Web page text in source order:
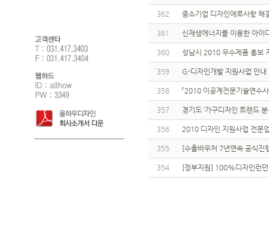
362 중소기업 디자인애로사항 해
361 신재생에너지를 이용한 아
360 성남시 2010 우수제품 홍보
359 G-디자인개발 지원사업 안
358 「2010 이공계전문기술연수
357 경기도 ‘가구디자인 트렌드
356 2010 디자인 지원사업 전문
355 [수출바우처 7년연속 공식
354 [정부지원] 100%디자인런